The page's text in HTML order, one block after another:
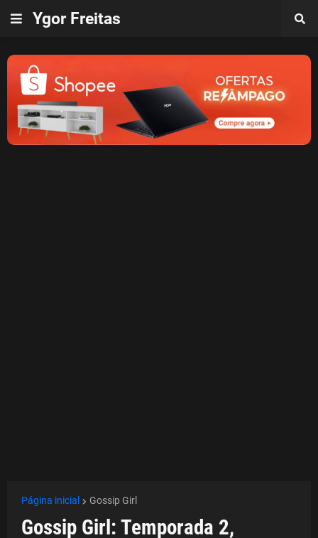
Ygor Freitas
Página inicial Gossip Girl
Gossip Girl: Temporada 2,